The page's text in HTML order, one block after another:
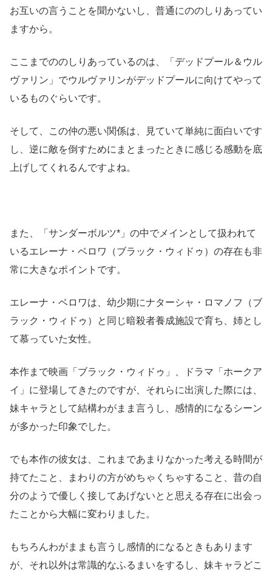
お互いの言うことを聞かないし、普通にののしりあってい
ますから。
ここまでののしりあっているのは、「デッドプール＆ウル
ヴァリン」でウルヴァリンがデッドプールに向けてやって
いるものぐらいです。
そして、この仲の悪い関係は、見ていて単純に面白いです
し、逆に敵を倒すためにまとまったときに感じる感動を底
上げしてくれるんですよね。
また、「サンダーボルツ*」の中でメインとして扱われて
いるエレーナ・ベロワ（ブラック・ウィドゥ）の存在も非
常に大きなポイントです。
エレーナ・ベロワは、幼少期にナターシャ・ロマノフ（ブ
ラック・ウィドゥ）と同じ暗殺者養成施設で育ち、姉とし
て慕っていた女性。
本作まで映画「ブラック・ウィドゥ」、ドラマ「ホークア
イ」に登場してきたのですが、それらに出演した際には、
妹キャラとして結構わがまま言うし、感情的になるシーン
が多かった印象でした。
でも本作の彼女は、これまであまりなかった考える時間が
持てたこと、まわりの方がめちゃくちゃすること、昔の自
分のようで優しく接してあげないとと思える存在に出会っ
たことから大幅に変わりました。
もちろんわがままも言うし感情的になるときもあります
が、それ以外は常識的なふるまいをするし、妹キャラどこ